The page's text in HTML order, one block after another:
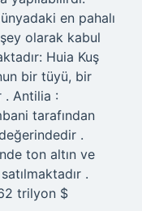
en pahalı
olarak kabul
Huia Kuş
bir tüyü, bir
. Antilia :
tarafından
.
ton altın ve
.
trilyon $